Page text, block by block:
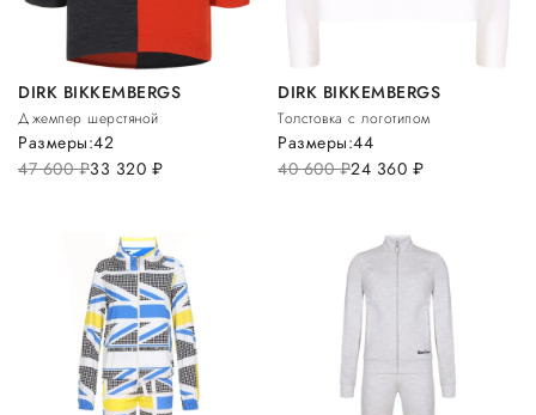
DIRK BIKKEMBERGS
Джемпер шерстяной
47 600руб.33 320 руб.
Размеры:42
DIRK BIKKEMBERGS
Толстовка с логотипом
40 600руб.24 360 руб.
Размеры:44